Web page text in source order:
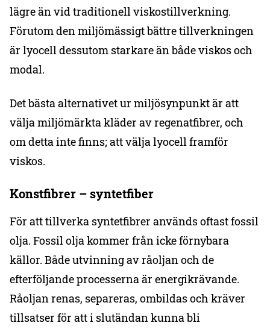
lägre än vid traditionell viskostillverkning.
Förutom den miljömässigt bättre tillverkningen
är lyocell dessutom starkare än både viskos och
modal.
Det bästa alternativet ur miljösynpunkt är att
välja miljömärkta kläder av regenatfibrer, och
om detta inte finns; att välja lyocell framför
viskos.
Konstfibrer – syntetfiber
För att tillverka syntetfibrer används oftast fossil
olja. Fossil olja kommer från icke förnybara
källor. Både utvinning av råoljan och de
efterföljande processerna är energikrävande.
Råoljan renas, separeras, ombildas och kräver
tillsatser för att i slutändan kunna bli